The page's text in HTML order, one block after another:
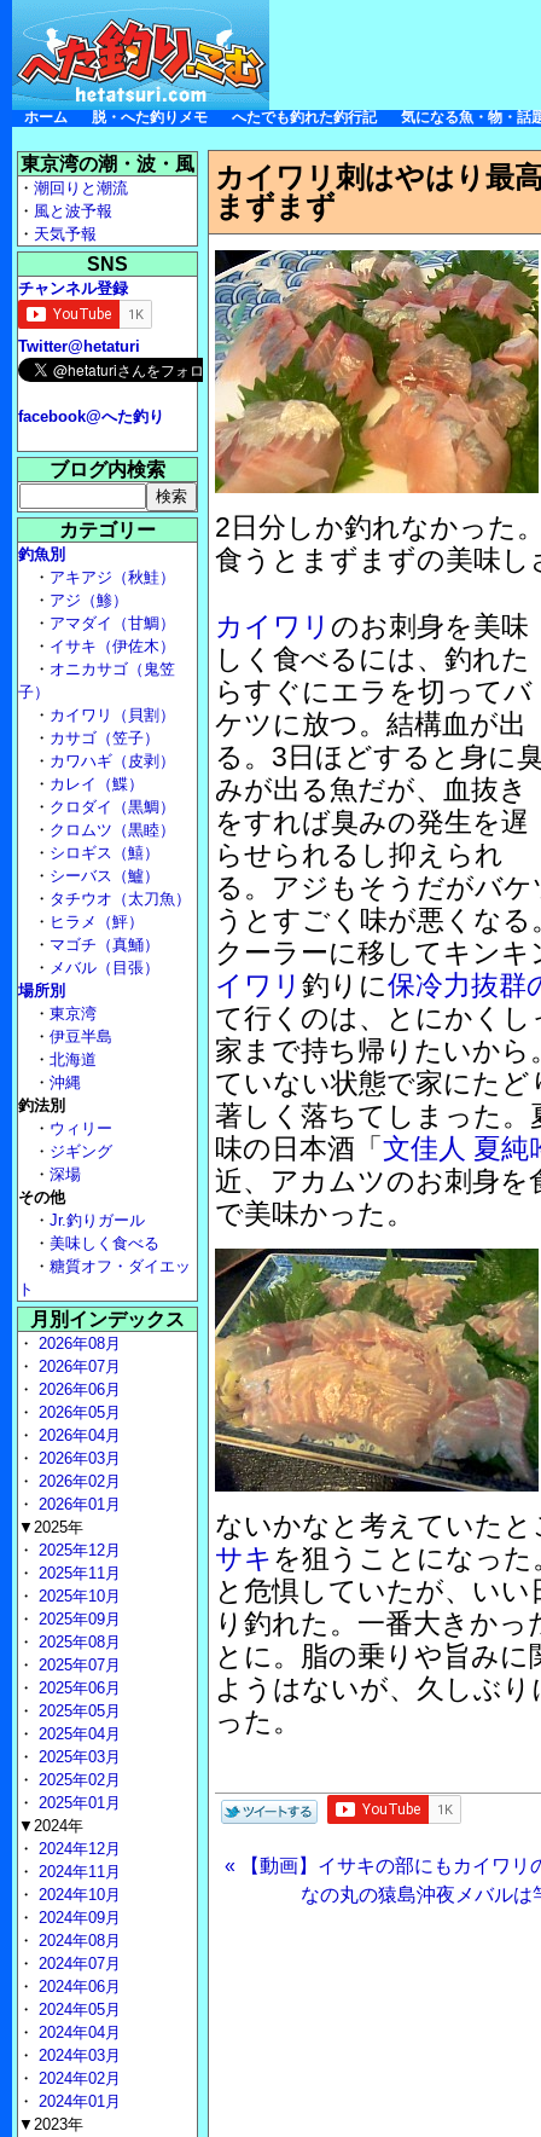
ホーム 脱・へた釣りメモ へたでも釣れた釣行記 気になる魚・物・話
カイワリ刺はやはり最
まずまず
2日分しか釣れなかった
食うとまずまずの美味し
カイワリ のお刺身を美味
しく食べるには、釣れた
らすぐにエラを切ってバ
ケツに放つ。結構血が出
る。3日ほどすると身に
みが出る魚だが、血抜き
をすれば臭みの発生を遅
らせられるし抑えられ
る。アジもそうだがバ
うとすごく味が悪くな
クーラーに移してキン
イワリ 釣りに保冷力抜群
て行くのは、とにかく
家まで持ち帰りたいか
ていない状態で家にたど
著しく落ちてしまった
味の日本酒「文佳人 夏純
近、アカムツのお刺身
で美味かった。
ないかなと考えていた
サキを狙うことになっ
と危惧していたが、い
り釣れた。一番大きか
とに。脂の乗りや旨みに
ようはないが、久しぶ
った。
« 【動画】イサキの部にもカイワリ
なの丸の猿島沖夜メバル
東京湾の潮・波・風
・ 潮回りと潮流
・ 風と波予報
・ 天気予報
SNS
チャンネル登録
Twitter@hetaturi
facebook@へた釣り
ブログ内検索
カテゴリー
釣魚別
・ アキアジ（秋鮭）
・ アジ（鯵）
・ アマダイ（甘鯛）
・ イサキ（伊佐木）
・ オニカサゴ（鬼笠
子）
・ カイワリ（貝割）
・ カサゴ（笠子）
・ カワハギ（皮剥）
・ カレイ（鰈）
・ クロダイ（黒鯛）
・ クロムツ（黒睦）
・ シロギス（鱚）
・ シーバス（鱸）
・ タチウオ（太刀魚）
・ ヒラメ（鮃）
・ マゴチ（真鯒）
・ メバル（目張）
場所別
・ 東京湾
・ 伊豆半島
・ 北海道
・ 沖縄
釣法別
・ ウィリー
・ ジギング
・ 深場
その他
・ Jr.釣りガール
・ 美味しく食べる
・ 糖質オフ・ダイエッ
ト
月別インデックス
・ 2026年08月
・ 2026年07月
・ 2026年06月
・ 2026年05月
・ 2026年04月
・ 2026年03月
・ 2026年02月
・ 2026年01月
▼2025年
・ 2025年12月
・ 2025年11月
・ 2025年10月
・ 2025年09月
・ 2025年08月
・ 2025年07月
・ 2025年06月
・ 2025年05月
・ 2025年04月
・ 2025年03月
・ 2025年02月
・ 2025年01月
▼2024年
・ 2024年12月
・ 2024年11月
・ 2024年10月
・ 2024年09月
・ 2024年08月
・ 2024年07月
・ 2024年06月
・ 2024年05月
・ 2024年04月
・ 2024年03月
・ 2024年02月
・ 2024年01月
▼2023年